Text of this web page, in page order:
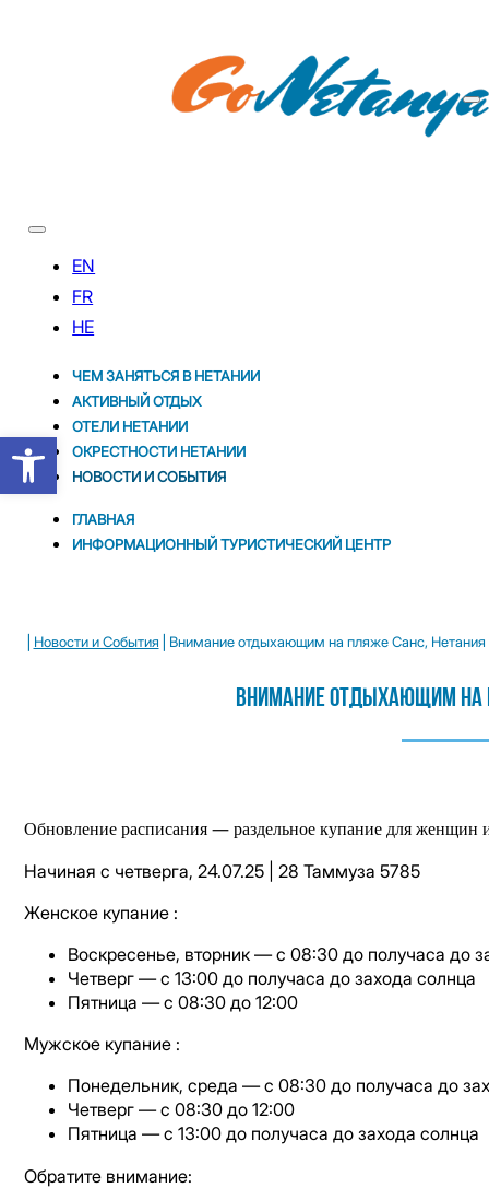
Открыть панель инструментов
ЧЕМ ЗАНЯТЬСЯ В НЕТАНИИ
АКТИВНЫЙ ОТДЫХ
ОТЕЛИ НЕТАНИИ
ОКРЕСТНОСТИ НЕТАНИИ
НОВОСТИ И CОБЫТИЯ
ГЛАВНАЯ
ИНФОРМАЦИОННЫЙ ТУРИСТИЧЕСКИЙ ЦЕНТР
| Новости и Cобытия | Внимание отдыхающим на пляже Санс, Нетания
Внимание Отдыхающим На
Обновление расписания — раздельное купание для женщин
Начиная с четверга, 24.07.25 | 28 Таммуза 5785
Женское купание :
Воскресенье, вторник — с 08:30 до получаса до
Четверг — с 13:00 до получаса до захода солнца
Пятница — с 08:30 до 12:00
Мужское купание :
Понедельник, среда — с 08:30 до получаса до
Четверг — с 08:30 до 12:00
Пятница — с 13:00 до получаса до захода солнца
Обратите внимание: